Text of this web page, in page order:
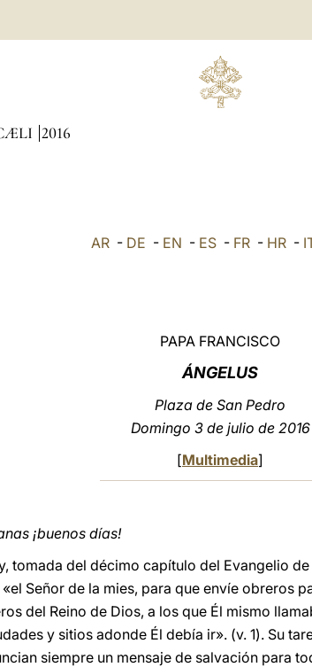
2016
AR- DE - EN - ES- FR- HR-
PAPA FRANCISCO
ÁNGELUS
Plaza de San Pedro
Domingo 3 de julio de 2016
[Multimedia]
¡buenos días!
tomada del décimo capítulo del Evangelio
Señor de la mies, para que envíe obreros
del Reino de Dios, a los que Él mismo
y sitios adonde Él debía ir». (v. 1). Su
siempre un mensaje de salvación para